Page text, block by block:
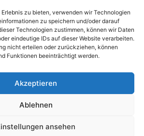
zu bieten, verwenden wir Technologien
zu speichern und/oder darauf
Technologien zustimmen, können wir Daten
eindeutige IDs auf dieser Website verarbeiten.
nicht erteilen oder zurückziehen, können
Funktionen beeinträchtigt werden.
Akzeptieren
Ablehnen
ansehen
Anlagen
Kontakt Impressum
© All Rights Reserved 2025